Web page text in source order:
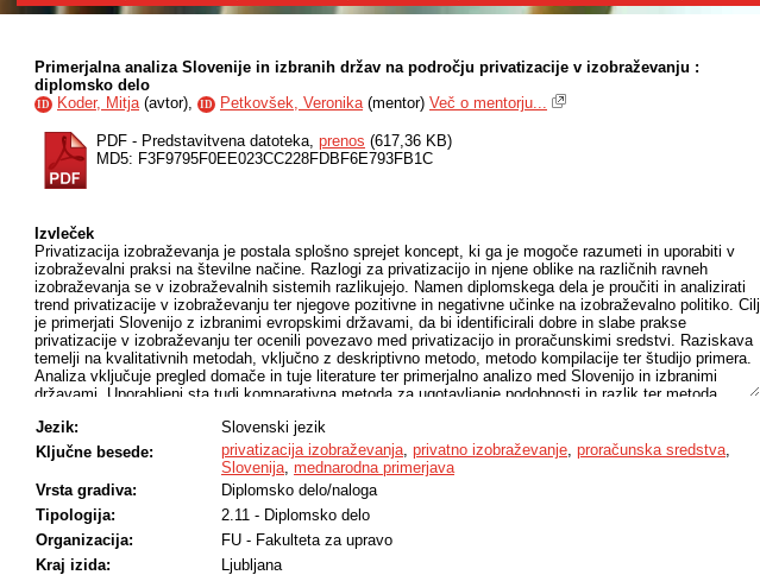
Primerjalna analiza Slovenije in izbranih držav na področju privatizacije v izobraževanju :
diplomsko delo
ID Koder, Mitja(avtor), ID Petkovšek, Veronika(mentor) Več o mentorju...
PDF - Predstavitvena datoteka, prenos (617,36 KB)
MD5: F3F9795F0EE023CC228FDBF6E793FB1C
Izvleček
Privatizacija izobraževanja je postala splošno sprejet koncept, ki ga je mogoče razumeti in uporabiti v
izobraževalni praksi na številne načine. Razlogi za privatizacijo in njene oblike na različnih ravneh
izobraževanja se v izobraževalnih sistemih razlikujejo. Namen diplomskega dela je proučiti in analizirati
trend privatizacije v izobraževanju ter njegove pozitivne in negativne učinke na izobraževalno politiko. Cilj
je primerjati Slovenijo z izbranimi evropskimi državami, da bi identificirali dobre in slabe prakse
privatizacije v izobraževanju ter ocenili povezavo med privatizacijo in proračunskimi sredstvi. Raziskava
temelji na kvalitativnih metodah, vključno z deskriptivno metodo, metodo kompilacije ter študijo primera.
Analiza vključuje pregled domače in tuje literature ter primerjalno analizo med Slovenijo in izbranimi
državami. Uporabljeni sta tudi komparativna metoda za ugotavljanje podobnosti in razlik ter metoda
krepi predvsem zaradi globalizacije in vpliva mednarodnih organizacij. Privatizacija prinaša prednosti, kot
je povečana učinkovitost, pa tudi slabosti, kot je zmanjšana enakost v dostopu do izobraževanja. V
Sloveniji je stopnja privatizacije nižja v primerjavi z nekaterimi drugimi evropskimi državami. Rezultati
raziskave so uporabni za oblikovalce izobraževalnih politik, saj nudijo vpogled v vplive privatizacije na
izobraževalne sisteme drugih evropskih držav. Primerjalna analiza omogoča prepoznavanje dobrih praks,
ki jih lahko Slovenija uporabi, ter opozarja na tveganja, povezana s privatizacijo. Ugotovitve so
pomembne tudi za prihodnje raziskave na področju izobraževalne politike.
Jezik:
Slovenski jezik
Ključne besede:
privatizacija izobraževanja, privatno izobraževanje, proračunska sredstva,
Slovenija, mednarodna primerjava
Vrsta gradiva:
Diplomsko delo/naloga
Tipologija:
2.11 - Diplomsko delo
Organizacija:
FU - Fakulteta za upravo
Kraj izida:
Ljubljana